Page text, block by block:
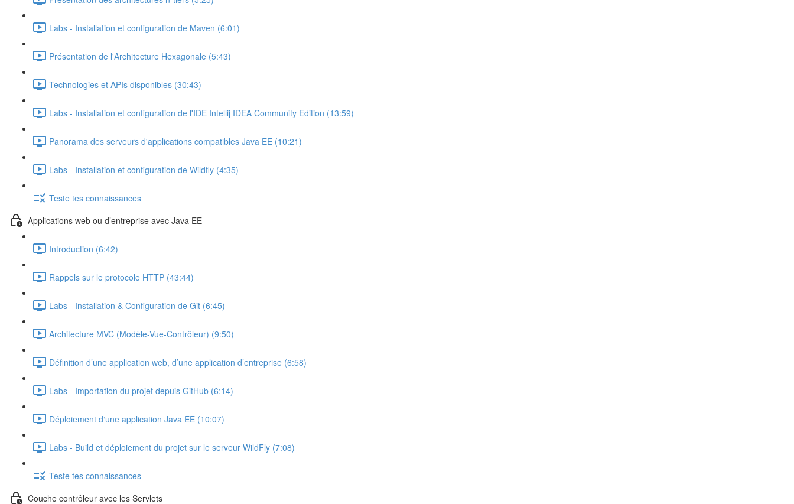
Labs - Installation et configuration de Maven (6:01)
Présentation de l'Architecture Hexagonale (5:43)
Technologies et APIs disponibles (30:43)
Labs - Installation et configuration de l'IDE Intellij IDEA Community Edition (13:59)
Panorama des serveurs d'applications compatibles Java EE (10:21)
Labs - Installation et configuration de Wildfly (4:35)
Teste tes connaissances
Applications web ou d’entreprise avec Java EE
Introduction (6:42)
Rappels sur le protocole HTTP (43:44)
Labs - Installation & Configuration de Git (6:45)
Architecture MVC (Modèle-Vue-Contrôleur) (9:50)
Définition d’une application web, d’une application d’entreprise (6:58)
Labs - Importation du projet depuis GitHub (6:14)
Déploiement d‘une application Java EE (10:07)
Labs - Build et déploiement du projet sur le serveur WildFly (7:08)
Teste tes connaissances
Couche contrôleur avec les Servlets